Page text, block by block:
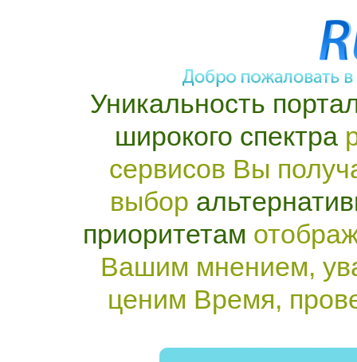
Уникальность
широкого спектра
сервисов Вы
выбор
приоритетам
Вашим мнением,
ценим Время,